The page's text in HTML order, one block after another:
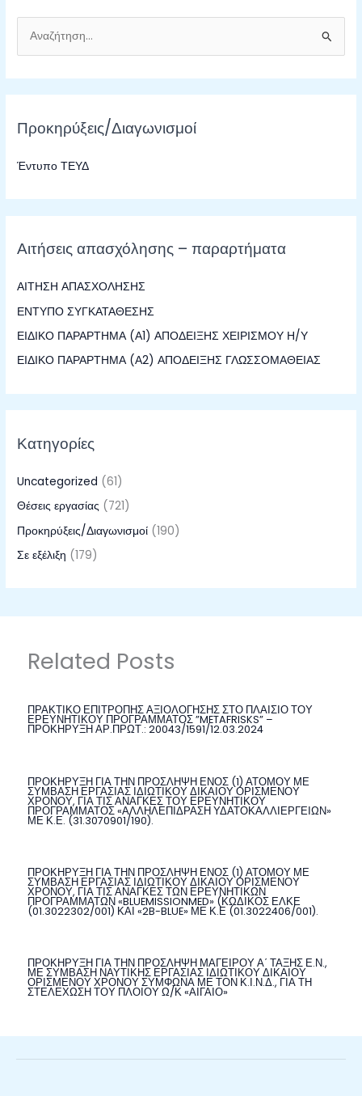
ν
α
ή
η
η
ι
α
Προκηρύξεις/Διαγωνισμοί
Έντυπο ΤΕΥΔ
Αιτήσεις απασχόλησης – παραρτήματα
ΑΙΤΗΣΗ ΑΠΑΣΧΟΛΗΣΗΣ
ΕΝΤΥΠΟ ΣΥΓΚΑΤΑΘΕΣΗΣ
ΕΙΔΙΚΟ ΠΑΡΑΡΤΗΜΑ (Α1) ΑΠΟΔΕΙΞΗΣ ΧΕΙΡΙΣΜΟΥ Η/Υ
ΕΙΔΙΚΟ ΠΑΡΑΡΤΗΜΑ (Α2) ΑΠΟΔΕΙΞΗΣ ΓΛΩΣΣΟΜΑΘΕΙΑΣ
Κατηγορίες
Uncategorized (61)
Θέσεις εργασίας (721)
Προκηρύξεις/Διαγωνισμοί (190)
Σε εξέλιξη (179)
Related Posts
ΠΡΑΚΤΙΚΟ ΕΠΙΤΡΟΠΗΣ ΑΞΙΟΛΟΓΗΣΗΣ ΣΤΟ ΠΛΑΙΣΙΟ ΤΟΥ
ΕΡΕΥΝΗΤΙΚΟΥ ΠΡΟΓΡΑΜΜΑΤΟΣ ”METAFRISKS” –
ΠΡΟΚΗΡΥΞΗ ΑΡ.ΠΡΩΤ.: 20043/1591/12.03.2024
ΠΡΟΚΗΡΥΞΗ ΓΙΑ ΤΗΝ ΠΡΟΣΛΗΨΗ ΕΝΟΣ (1) ΑΤΟΜΟΥ ΜΕ
ΣΥΜΒΑΣΗ ΕΡΓΑΣΙΑΣ ΙΔΙΩΤΙΚΟΥ ΔΙΚΑΙΟΥ ΟΡΙΣΜΕΝΟΥ
ΧΡΟΝΟΥ, ΓΙΑ ΤΙΣ ΑΝΑΓΚΕΣ ΤΟΥ ΕΡΕΥΝΗΤΙΚΟΥ
ΠΡΟΓΡΑΜΜΑΤΟΣ «ΑΛΛΗΛΕΠΙΔΡΑΣΗ ΥΔΑΤΟΚΑΛΛΙΕΡΓΕΙΩΝ»
ΜΕ Κ.Ε. (31.3070901/190).
ΠΡΟΚΗΡΥΞΗ ΓΙΑ ΤΗΝ ΠΡΟΣΛΗΨΗ ΕΝΟΣ (1) ΑΤΟΜΟΥ ΜΕ
ΣΥΜΒΑΣΗ ΕΡΓΑΣΙΑΣ ΙΔΙΩΤΙΚΟΥ ΔΙΚΑΙΟΥ ΟΡΙΣΜΕΝΟΥ
ΧΡΟΝΟΥ, ΓΙΑ ΤΙΣ ΑΝΑΓΚΕΣ ΤΩΝ ΕΡΕΥΝΗΤΙΚΩΝ
ΠΡΟΓΡΑΜΜΑΤΩΝ «BLUEMISSIONMED» (ΚΩΔΙΚΟΣ ΕΛΚΕ
(01.3022302/001) ΚΑΙ «2B-BLUE» ΜΕ Κ.Ε (01.3022406/001).
ΠΡΟΚΗΡΥΞΗ ΓΙΑ ΤΗΝ ΠΡΟΣΛΗΨΗ ΜΑΓΕΙΡΟΥ Α΄ ΤΑΞΗΣ Ε.Ν.,
ΜΕ ΣΥΜΒΑΣΗ ΝΑΥΤΙΚΗΣ ΕΡΓΑΣΙΑΣ ΙΔΙΩΤΙΚΟΥ ΔΙΚΑΙΟΥ
ΟΡΙΣΜΕΝΟΥ ΧΡΟΝΟΥ ΣΥΜΦΩΝΑ ΜΕ ΤΟΝ Κ.Ι.Ν.Δ., ΓΙΑ ΤΗ
ΣΤΕΛΕΧΩΣΗ ΤΟΥ ΠΛΟΙΟΥ Ω/Κ «ΑΙΓΑΙΟ»